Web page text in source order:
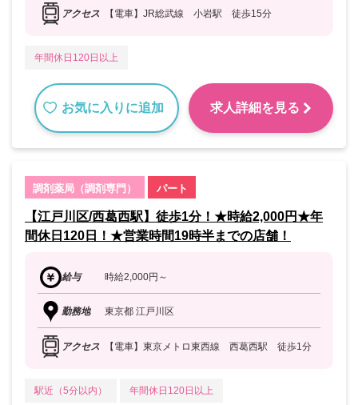
アクセス 【電車】JR総武線 小岩駅 徒歩15分
年間休日120日以上
お気に入りに追加 求人詳細を見る
調剤薬局（調剤専門） パート
【江戸川区/西葛西駅】徒歩1分！★時給2,000円★年
間休日120日！★営業時間19時半までの店舗！
給与 時給2,000円～
勤務地 東京都 江戸川区
アクセス 【電車】東京メトロ東西線 西葛西駅 徒歩1分
駅近（5分以内） 年間休日120日以上